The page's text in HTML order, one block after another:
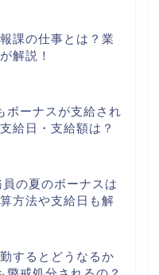
課の仕事とは？業
解説！
ボーナスが支給され
給日・支給額は？
員の夏のボーナスは
方法や支給日も解
するとどうなるか